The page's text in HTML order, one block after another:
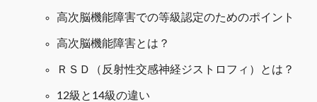
高次脳機能障害での等級認定のためのポイント
高次脳機能障害とは？
ＲＳＤ（反射性交感神経ジストロフィ）とは？
12級と14級の違い